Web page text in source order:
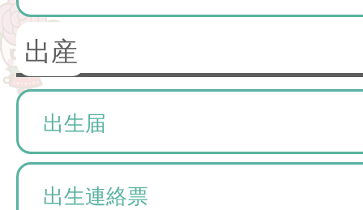
出産
出生届
出生連絡票